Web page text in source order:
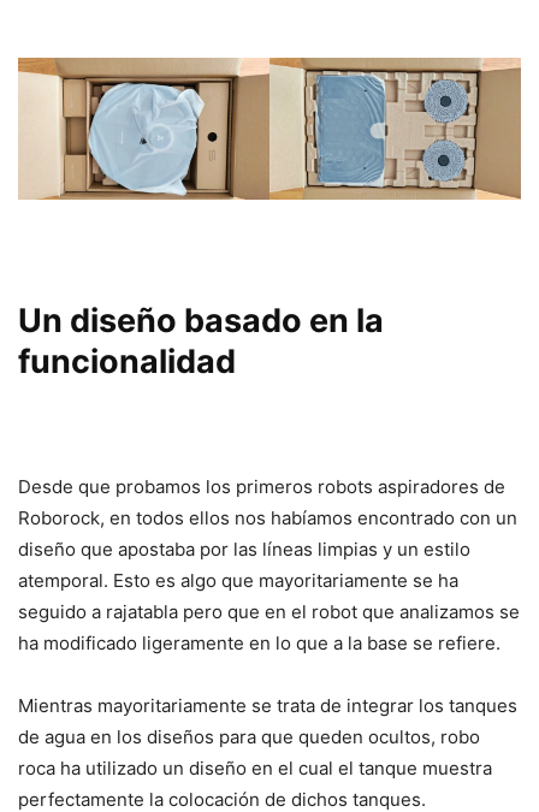
Un diseño basado en la
funcionalidad
Desde que probamos los primeros robots aspiradores de
Roborock, en todos ellos nos habíamos encontrado con un
diseño que apostaba por las líneas limpias y un estilo
atemporal. Esto es algo que mayoritariamente se ha
seguido a rajatabla pero que en el robot que analizamos se
ha modificado ligeramente en lo que a la base se refiere.
Mientras mayoritariamente se trata de integrar los tanques
de agua en los diseños para que queden ocultos, robo
roca ha utilizado un diseño en el cual el tanque muestra
perfectamente la colocación de dichos tanques.